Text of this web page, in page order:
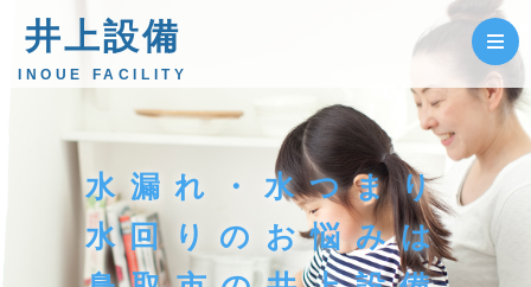
井上設備
INOUE FACILITY
水漏れ・水つまり
水回りのお悩みは